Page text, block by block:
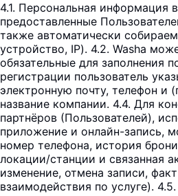
4.1. Персональная информация
предоставленные
также автоматически
устройство, IP). 4.2. Washa
обязательные для заполнения
регистрации пользователь
электронную почту, телефон и
название компании. 4.4. Для
партнёров (Пользователей),
приложение и онлайн-запись,
номер телефона, история
локации/станции и связанная
изменение, отмена записи,
взаимодействия по услуге).